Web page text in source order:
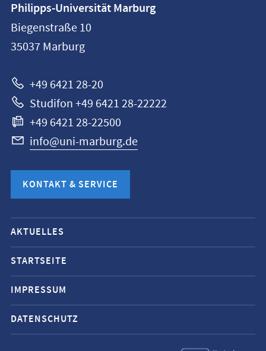
Philipps-
Universität
Marburg
Philipps-Universität Marburg
Biegenstraße 10
35037 Marburg
+49 6421 28-20
Studifon +49 6421 28-22222
+49 6421 28-22500
info@uni-marburg.de
KONTAKT & SERVICE
Mobile-
Service-
Navigation
und
Social
Media
Kontakte
AKTUELLES
STARTSEITE
IMPRESSUM
DATENSCHUTZ